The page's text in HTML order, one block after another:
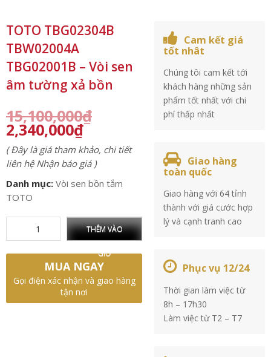
TOTO TBG02304B
TBW02004A
TBG02001B – Vòi sen
âm tường xả bồn
15,100,000₫
2,340,000₫
( Đây là giá tham khảo, chi tiết
liên hệ Nhận báo giá )
Danh mục: Vòi sen bồn tắm
TOTO
THÊM VÀO
GIỎ
MUA NGAY
Gọi điện xác nhận và giao hàng
tận nơi
Cam kết giá
tốt nhât
Chúng tôi cam kết tới
khách hàng những sản
phẩm tốt nhất với chi
phí thấp nhất
Giao hàng
toàn quốc
Giao hàng với 64 tỉnh
thành với giá cước hợp
lý và cạnh tranh cao
Phục vụ 12/24
Thời gian làm việc từ
8h – 17h30
Làm việc từ T2 – T7